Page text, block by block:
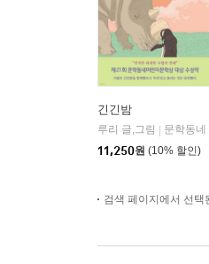
긴긴밤
루리 글,그림
문학동네
11,250원 (10% 할인)
검색 페이지에서 선택